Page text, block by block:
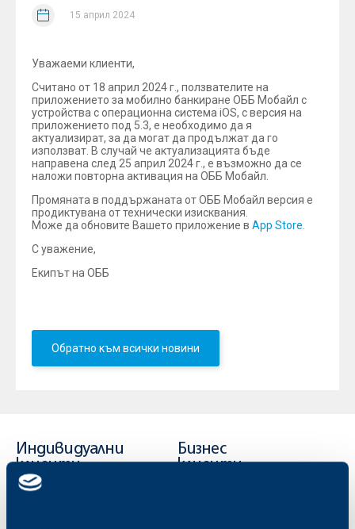
15 април 2024
Уважаеми клиенти,
Считано от 18 април 2024 г., ползвателите на
приложението за мобилно банкиране ОББ Мобайл с
устройства с операционна система iOS, с версия на
приложението под 5.3, е необходимо да я
актуализират, за да могат да продължат да го
използват. В случай че актуализацията бъде
направена след 25 април 2024 г., е възможно да се
наложи повторна активация на ОББ Мобайл.
Промяната в поддържаната от ОББ Мобайл версия е
продиктувана от технически изисквания.
Може да обновите Вашето приложение в App Store.
С уважение,
Екипът на ОББ
Обратно към всички новини
Индивидуални
клиенти
Бизнес
клиенти